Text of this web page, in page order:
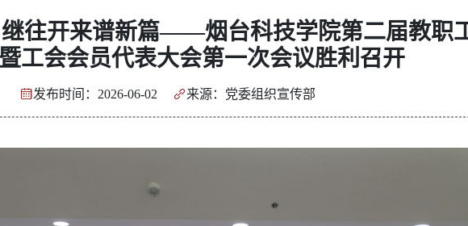
往开来谱新篇——烟台科技学院第二届教职
工会会员代表大会第一次会议胜利召开
发布时间：2026-06-02 来源：党委组织宣传部